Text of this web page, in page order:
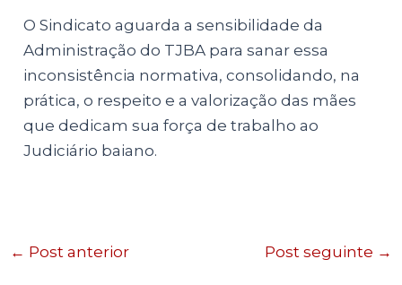
O Sindicato aguarda a sensibilidade da
Administração do TJBA para sanar essa
inconsistência normativa, consolidando, na
prática, o respeito e a valorização das mães
que dedicam sua força de trabalho ao
Judiciário baiano.
← Post anterior Post seguinte →